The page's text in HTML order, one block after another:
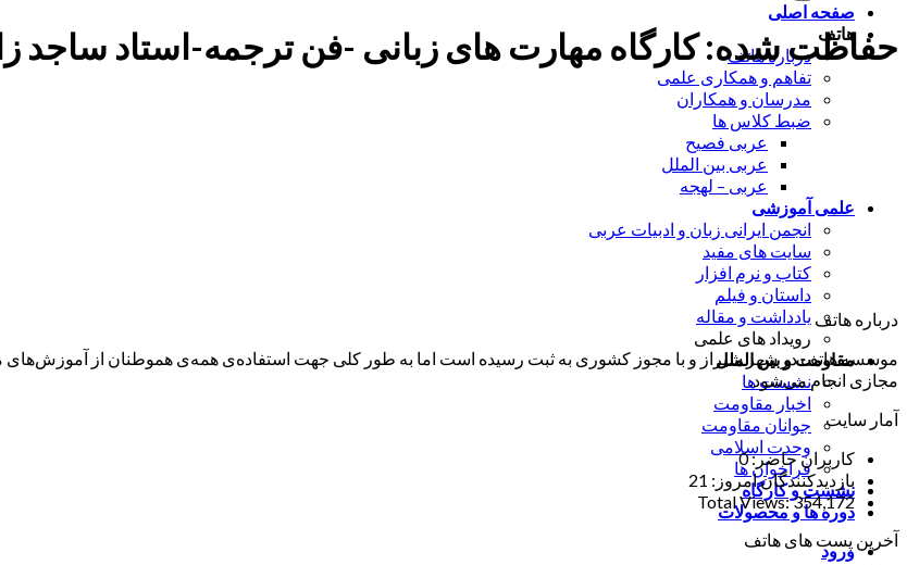
صفحه اصلی
هاتف
درباره هاتف
تفاهم و همکاری علمی
مدرسان و همکاران
ضبط کلاس ها
عربی فصیح
عربی بین الملل
عربی – لهجه
علمی آموزشی
انجمن ایرانی زبان و ادبیات عربی
سایت های مفید
کتاب و نرم افزار
داستان و فیلم
یادداشت و مقاله
رویداد های علمی
مقاومت و بین الملل
نشست ها
اخبار مقاومت
جوانان مقاومت
وحدت اسلامی
فراخوان ها
نشست و کارگاه
دوره ها و محصولات
ورود
حفاظت شده: کارگاه مهارت های زبانی -فن ترجمه-استاد ساجد زارع-(01/
درباره هاتف
موسسه هاتف در شهر شیراز و با مجوز کشوری به ثبت رسیده است اما به طور کلی جهت استفاده‌ی همه‌ی هموطنان از آموزش‌های
مجازی انجام می‌شود.
آمار سایت
کاربران حاضر:0
بازدیدکنندگان امروز: 21
Total Views:354,172
آخرین پست های هاتف